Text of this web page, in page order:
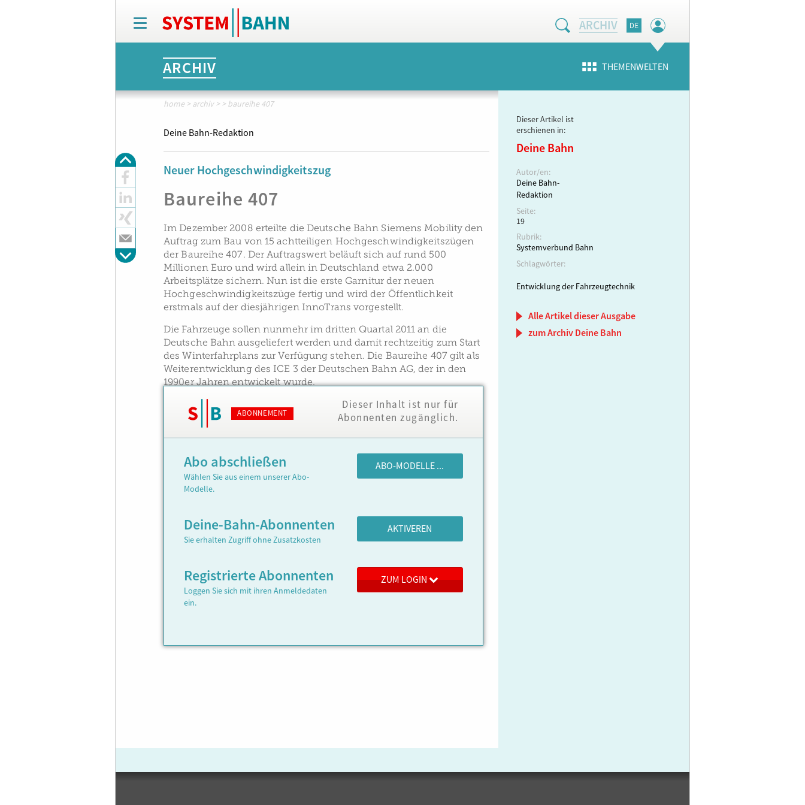
T
o
g
n
ARCHIV
ARCHIV THEMENWELTEN
home >archiv >>baureihe 407
Deine Bahn-Redaktion
Neuer Hochgeschwindigkeitszug
Baureihe 407
Im Dezember 2008 erteilte die Deutsche Bahn Siemens Mobility den
Auftrag zum Bau von 15 achtteiligen Hochgeschwindigkeitszügen
der Baureihe 407. Der Auftragswert beläuft sich auf rund 500
Millionen Euro und wird allein in Deutschland etwa 2.000
Arbeitsplätze sichern. Nun ist die erste Garnitur der neuen
Hochgeschwindigkeitszüge fertig und wird der Öffentlichkeit
erstmals auf der diesjährigen InnoTrans vorgestellt.
Die Fahrzeuge sollen nunmehr im dritten Quartal 2011 an die
Deutsche Bahn ausgeliefert werden und damit rechtzeitig zum Start
des Winterfahrplans zur Verfügung stehen. Die Baureihe 407 gilt als
Weiterentwicklung des ICE 3 der Deutschen Bahn AG, der in den
1990er Jahren entwickelt wurde.
ABONNEMENT
Dieser Inhalt ist nur für
Abonnenten zugänglich.
Abo abschließen
Wählen Sie aus einem unserer Abo-
Modelle.
ABO-MODELLE ...
Deine-Bahn-Abonnenten
Sie erhalten Zugriff ohne Zusatzkosten
AKTIVEREN
Registrierte Abonnenten
Loggen Sie sich mit ihren Anmeldedaten
ein.
ZUM LOGIN
Dieser Artikel ist
erschienen in:
Deine Bahn
Autor/en:
Deine Bahn-
Redaktion
Seite:
19
Rubrik:
Systemverbund Bahn
Schlagwörter:
Entwicklung der Fahrzeugtechnik
Alle Artikel dieser Ausgabe
zum Archiv Deine Bahn